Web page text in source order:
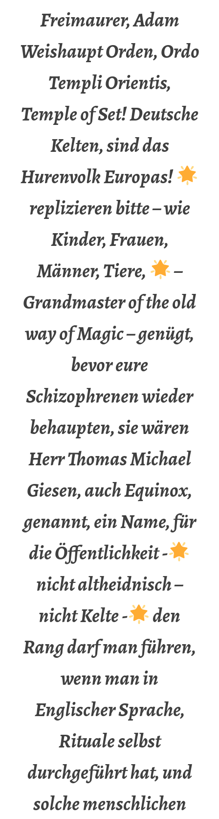
Freimaurer, Adam
Weishaupt Orden, Ordo
Templi Orientis,
Temple of Set! Deutsche
Kelten, sind das
Hurenvolk Europas!
replizieren bitte – wie
Kinder, Frauen,
Männer, Tiere,
–
Grandmaster of the old
way of Magic – genügt,
bevor eure
Schizophrenen wieder
behaupten, sie wären
Herr Thomas Michael
Giesen, auch Equinox,
genannt, ein Name, für
die Öffentlichkeit -
nicht altheidnisch –
nicht Kelte -
den
Rang darf man führen,
wenn man in
Englischer Sprache,
Rituale selbst
durchgeführt hat, und
solche menschlichen